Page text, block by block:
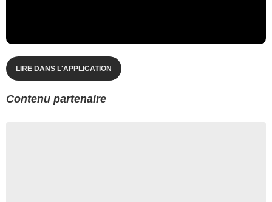
LIRE DANS L'APPLICATION
Contenu partenaire